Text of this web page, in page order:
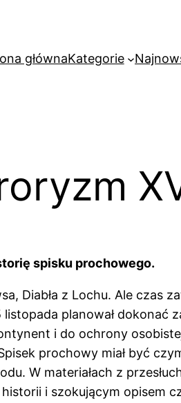
głównaKategorie
spisku prochowego.
Diabła z Lochu. Ale czas
planował dokonać
i do ochrony
prochowy miał być
W materiałach z
i szokującym opisem